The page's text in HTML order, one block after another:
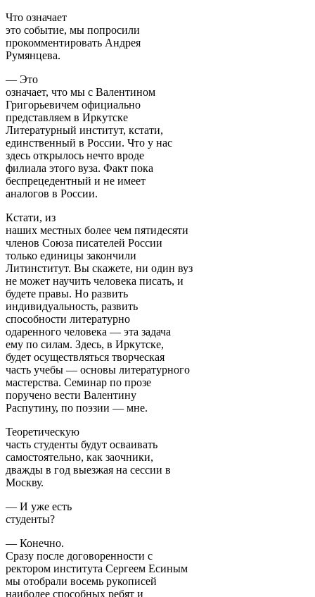
Что означает
это событие, мы попросили
прокомментировать Андрея
Румянцева.
— Это
означает, что мы с Валентином
Григорьевичем официально
представляем в Иркутске
Литературный институт, кстати,
единственный в России. Что у нас
здесь открылось нечто вроде
филиала этого вуза. Факт пока
беспрецедентный и не имеет
аналогов в России.
Кстати, из
наших местных более чем пятидесяти
членов Союза писателей России
только единицы закончили
Литинститут. Вы скажете, ни один вуз
не может научить человека писать, и
будете правы. Но развить
индивидуальность, развить
способности литературно
одаренного человека — эта задача
ему по силам. Здесь, в Иркутске,
будет осуществляться творческая
часть учебы — основы литературного
мастерства. Семинар по прозе
поручено вести Валентину
Распутину, по поэзии — мне.
Теоретическую
часть студенты будут осваивать
самостоятельно, как заочники,
дважды в год выезжая на сессии в
Москву.
— И уже есть
студенты?
— Конечно.
Сразу после договоренности с
ректором института Сергеем Есиным
мы отобрали восемь рукописей
наиболее способных ребят и